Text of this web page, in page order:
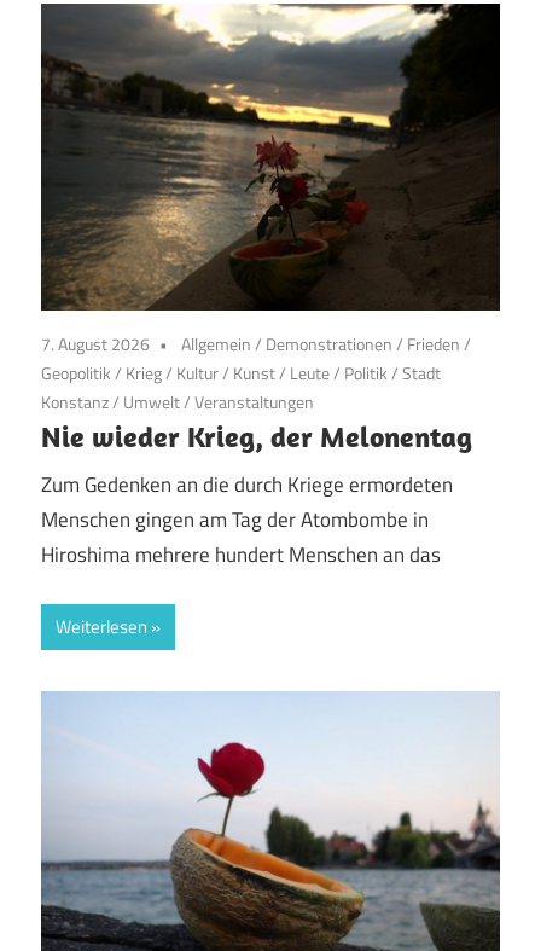
7. August 2026 Allgemein/ Demonstrationen/ Frieden/
Geopolitik/ Krieg/ Kultur/ Kunst/ Leute/ Politik/Stadt
Konstanz/ Umwelt/Veranstaltungen
Nie wieder Krieg, der Melonentag
Zum Gedenken an die durch Kriege ermordeten
Menschen gingen am Tag der Atombombe in
Hiroshima mehrere hundert Menschen an das
Weiterlesen